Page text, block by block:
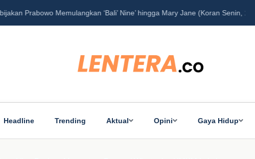
‘Bali’ Nine’ hingga Mary Jane (Koran Senin, 16/12/2024)
Headline Trending Aktual Opini Gaya Hidup